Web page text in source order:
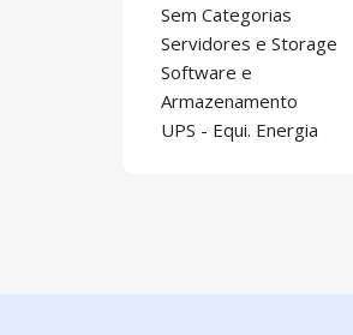
Sem Categorias
Servidores e Storage
Software e
Armazenamento
UPS - Equi. Energia